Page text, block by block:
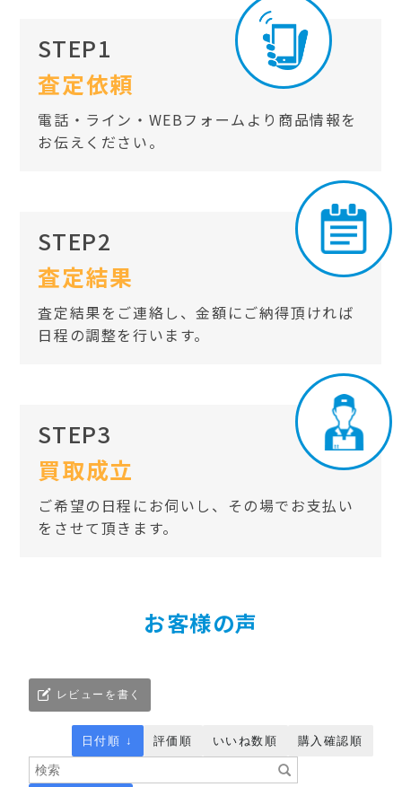
STEP1
査定依頼
電話・ライン・WEBフォームより商品情報を
お伝えください。
STEP2
査定結果
査定結果をご連絡し、金額にご納得頂ければ
日程の調整を行います。
STEP3
買取成立
ご希望の日程にお伺いし、その場でお支払い
をさせて頂きます。
お客様の声
レビューを書く
日付順 ↓ 評価順 いいね数順 購入確認順